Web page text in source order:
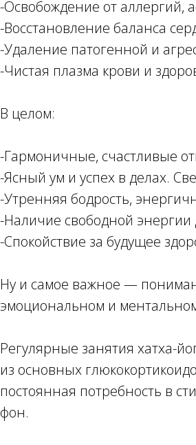
-Освобождение от аллергий,
-Восстановление баланса
-Удаление патогенной и
-Чистая плазма крови и
В целом:
-Гармоничные, счастливые
-Ясный ум и успех в делах.
-Утренняя бодрость,
-Наличие свободной энергии
-Спокойствие за будущее
Ну и самое важное —
эмоциональном и
Регулярные занятия хатха-
из основных
постоянная потребность в
фон.